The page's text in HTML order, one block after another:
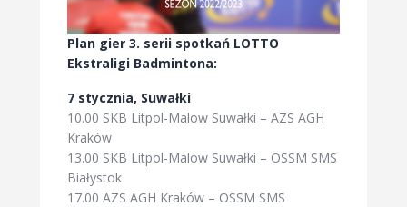
Plan gier 3. serii spotkań LOTTO
Ekstraligi Badmintona:
7 stycznia, Suwałki
10.00 SKB Litpol-Malow Suwałki – AZS AGH
Kraków
13.00 SKB Litpol-Malow Suwałki – OSSM SMS
Białystok
17.00 AZS AGH Kraków – OSSM SMS